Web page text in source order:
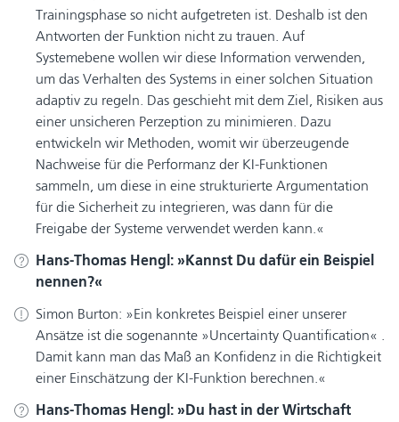
Trainingsphase so nicht aufgetreten ist. Deshalb ist den
Antworten der Funktion nicht zu trauen. Auf
Systemebene wollen wir diese Information verwenden,
um das Verhalten des Systems in einer solchen Situation
adaptiv zu regeln. Das geschieht mit dem Ziel, Risiken aus
einer unsicheren Perzeption zu minimieren. Dazu
entwickeln wir Methoden, womit wir überzeugende
Nachweise für die Performanz der KI-Funktionen
sammeln, um diese in eine strukturierte Argumentation
für die Sicherheit zu integrieren, was dann für die
Freigabe der Systeme verwendet werden kann.
Hans-Thomas Hengl:
Kannst Du dafür ein Beispiel
nennen?
Simon Burton:
Ein konkretes Beispiel einer unserer
Ansätze ist die sogenannte »Uncertainty Quantification« .
Damit kann man das Maß an Konfidenz in die Richtigkeit
einer Einschätzung der KI-Funktion berechnen.
Hans-Thomas Hengl:
Du hast in der Wirtschaft